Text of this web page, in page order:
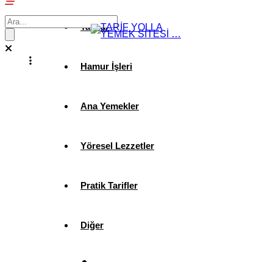
Tatlılar
Hamur İşleri
Ana Yemekler
Yöresel Lezzetler
Pratik Tarifler
Diğer